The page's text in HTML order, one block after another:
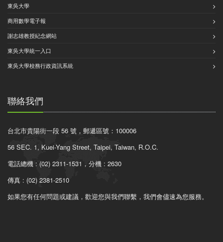
東吳大學
商用數學電子報
謝志雄教授紀念網站
東吳大學統一入口
東吳大學校務行政資訊系統
聯絡我們
台北市貴陽街一段 56 號，郵遞區號：100006
56 SEC. 1, Kuei-Yang Street, Taipei, Taiwan, R.O.C.
電話總機 : (02) 2311-1531，分機 : 2630
傳真 : (02) 2381-2510
如果您有任何問題或建議，歡迎您與我們聯繫，我們會儘速為您服務。